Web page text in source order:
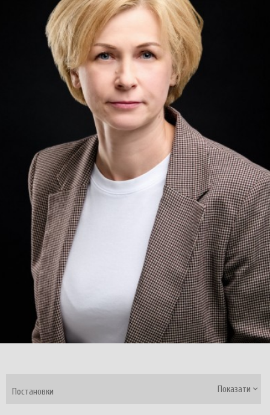
Постановки Показати